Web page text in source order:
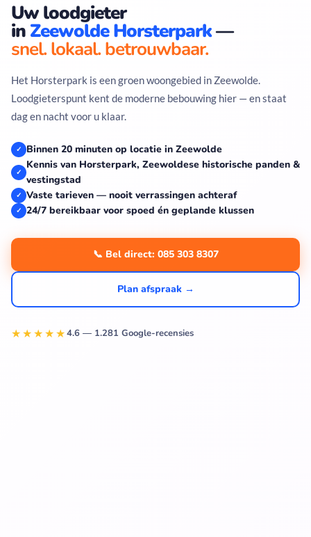
Uw loodgieter
in Zeewolde Horsterpark—
snel. lokaal. betrouwbaar.
Het Horsterpark is een groen woongebied in Zeewolde.
Loodgieterspunt kent de moderne bebouwing hier — en staat
dag en nacht voor u klaar.
✓ Binnen 20 minuten op locatie in Zeewolde
✓
Kennis van Horsterpark, Zeewoldese historische panden &
vestingstad
✓ Vaste tarieven — nooit verrassingen achteraf
✓ 24/7 bereikbaar voor spoed én geplande klussen
📞 Bel direct: 085 303 8307
Plan afspraak →
★★★★★4.6 — 1.281 Google-recensies